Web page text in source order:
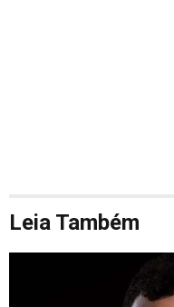
Leia Também